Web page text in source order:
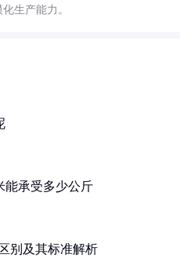
生产能力。
能承受多少公斤
别及其标准解析